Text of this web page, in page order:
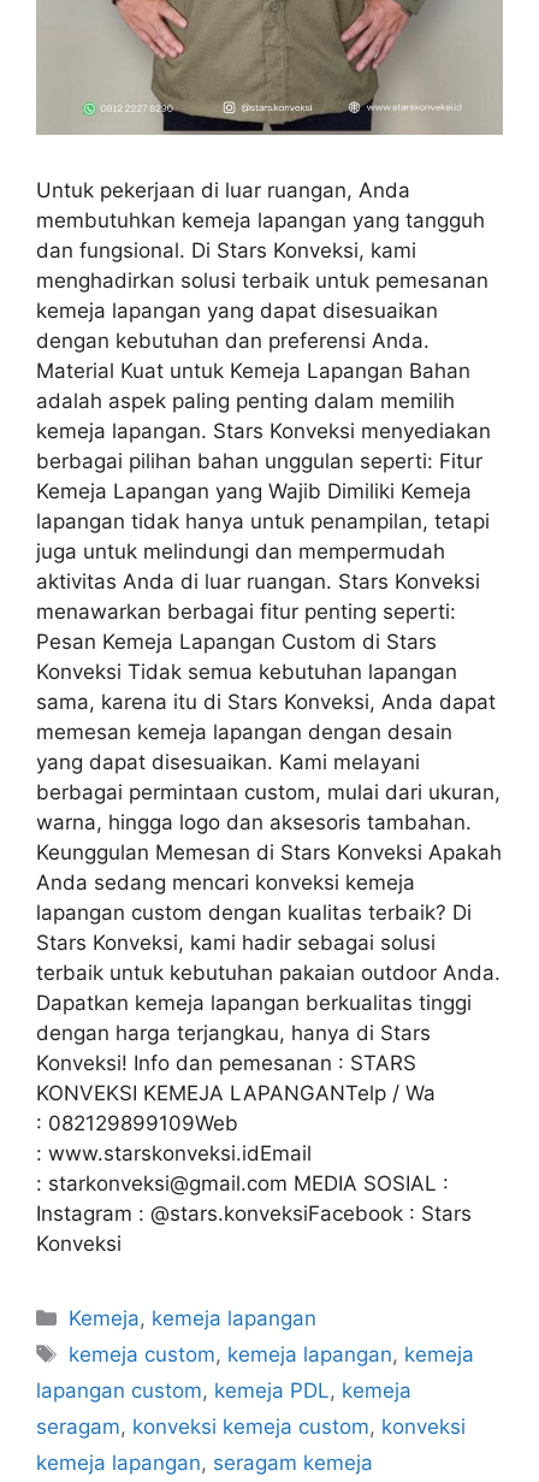
Untuk pekerjaan di luar ruangan, Anda
membutuhkan kemeja lapangan yang tangguh
dan fungsional. Di Stars Konveksi, kami
menghadirkan solusi terbaik untuk pemesanan
kemeja lapangan yang dapat disesuaikan
dengan kebutuhan dan preferensi Anda.
Material Kuat untuk Kemeja Lapangan Bahan
adalah aspek paling penting dalam memilih
kemeja lapangan. Stars Konveksi menyediakan
berbagai pilihan bahan unggulan seperti: Fitur
Kemeja Lapangan yang Wajib Dimiliki Kemeja
lapangan tidak hanya untuk penampilan, tetapi
juga untuk melindungi dan mempermudah
aktivitas Anda di luar ruangan. Stars Konveksi
menawarkan berbagai fitur penting seperti:
Pesan Kemeja Lapangan Custom di Stars
Konveksi Tidak semua kebutuhan lapangan
sama, karena itu di Stars Konveksi, Anda dapat
memesan kemeja lapangan dengan desain
yang dapat disesuaikan. Kami melayani
berbagai permintaan custom, mulai dari ukuran,
warna, hingga logo dan aksesoris tambahan.
Keunggulan Memesan di Stars Konveksi Apakah
Anda sedang mencari konveksi kemeja
lapangan custom dengan kualitas terbaik? Di
Stars Konveksi, kami hadir sebagai solusi
terbaik untuk kebutuhan pakaian outdoor Anda.
Dapatkan kemeja lapangan berkualitas tinggi
dengan harga terjangkau, hanya di Stars
Konveksi! Info dan pemesanan : STARS
KONVEKSI KEMEJA LAPANGANTelp / Wa
: 082129899109Web
: www.starskonveksi.idEmail
: starkonveksi@gmail.com MEDIA SOSIAL :
Instagram : @stars.konveksiFacebook : Stars
Konveksi
Kemeja, kemeja lapangan
kemeja custom, kemeja lapangan, kemeja
lapangan custom, kemeja PDL, kemeja
seragam, konveksi kemeja custom, konveksi
kemeja lapangan, seragam kemeja